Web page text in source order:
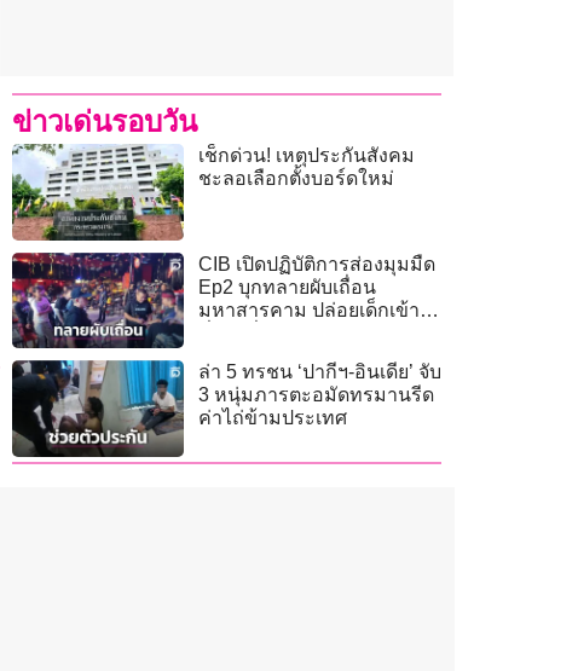
ข่าวเด่นรอบวัน
เช็กด่วน! เหตุประกันสังคม
ชะลอเลือกตั้งบอร์ดใหม่
CIB เปิดปฏิบัติการส่องมุมมืด
Ep2 บุกทลายผับเถื่อน
มหาสารคาม ปล่อยเด็กเข้า
ล่า 5 ทรชน ‘ปากีฯ-อินเดีย’ จับ
3 หนุ่มภารตะอมัดทรมานรีด
ค่าไถ่ข้ามประเทศ